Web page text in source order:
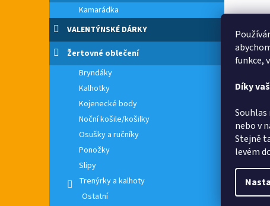
funkce,
Díky
nebo v
Stejně
levém
Kamarádka
VALENTÝNSKÉ DÁRKY
Žertovné oblečení
Bryndáky
Kalhotky
Kojenecké body
Noční košile/košilky
Osušky a ručníky
Ponožky
Slipy
Trenýrky a kalhoty
Ostatní